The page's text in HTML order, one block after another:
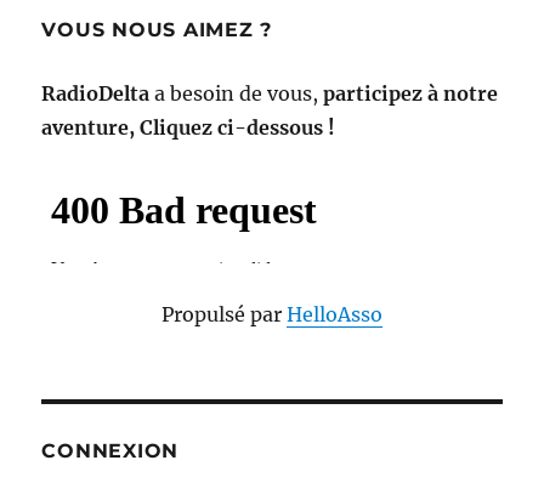
VOUS NOUS AIMEZ ?
RadioDelta a besoin de vous,participez à notre
aventure, Cliquez ci-dessous !
Propulsé par HelloAsso
CONNEXION